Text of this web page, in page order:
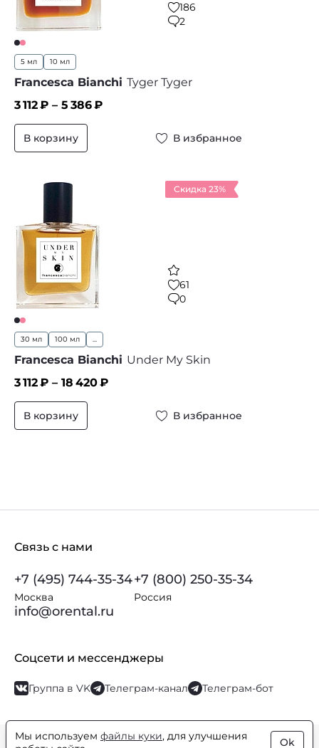
186
2
5 мл 10 мл
Francesca Bianchi Tyger Tyger
3 112₽ – 5 386₽
В корзину В избранное
Скидка 23%
61
0
30 мл 100 мл ...
Francesca Bianchi Under My Skin
3 112₽ – 18 420₽
В корзину В избранное
Связь с нами
+7 (495) 744-35-34
Москва
+7 (800) 250-35-34
Россия
info@orental.ru
Соцсети и мессенджеры
Группа в VK Телеграм-канал Телеграм-бот
© Orental.ru 2007–2026Интернет-магазин парфюмерии и
Мы используем файлы куки, для улучшения
Ok